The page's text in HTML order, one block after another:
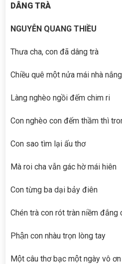
DÂNG TRÀ
NGUYỄN QUANG THIỀU
Thưa cha, con đã dâng trà
Chiều quê một nửa mái nhà
Làng nghèo ngồi đếm chim ri
Con nghèo con đếm thầm thì
Con sao tìm lại ấu thơ
Mà roi cha vẫn gác hờ mái hiên
Con từng ba dại bảy điên
Chén trà con rót tràn niềm đắng
Phận con nhàu trọn lòng tay
Một câu thơ bạc một ngày vô ơn